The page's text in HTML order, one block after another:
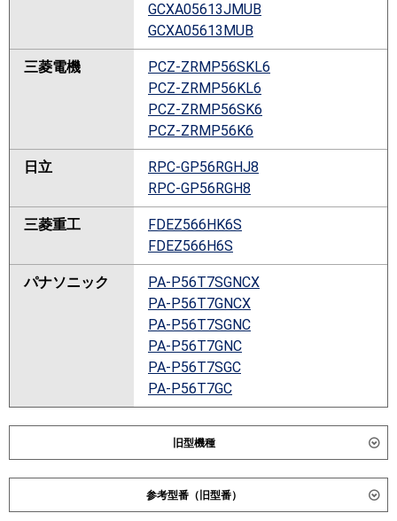
GCXA05613JMUB
GCXA05613MUB
三菱電機
PCZ-ZRMP56SKL6
PCZ-ZRMP56KL6
PCZ-ZRMP56SK6
PCZ-ZRMP56K6
日立
RPC-GP56RGHJ8
RPC-GP56RGH8
三菱重工
FDEZ566HK6S
FDEZ566H6S
パナソニック
PA-P56T7SGNCX
PA-P56T7GNCX
PA-P56T7SGNC
PA-P56T7GNC
PA-P56T7SGC
PA-P56T7GC
旧型機種
ダイキン
SSRH56BCNV
SSRH56BCNT
参考型番（旧型番）